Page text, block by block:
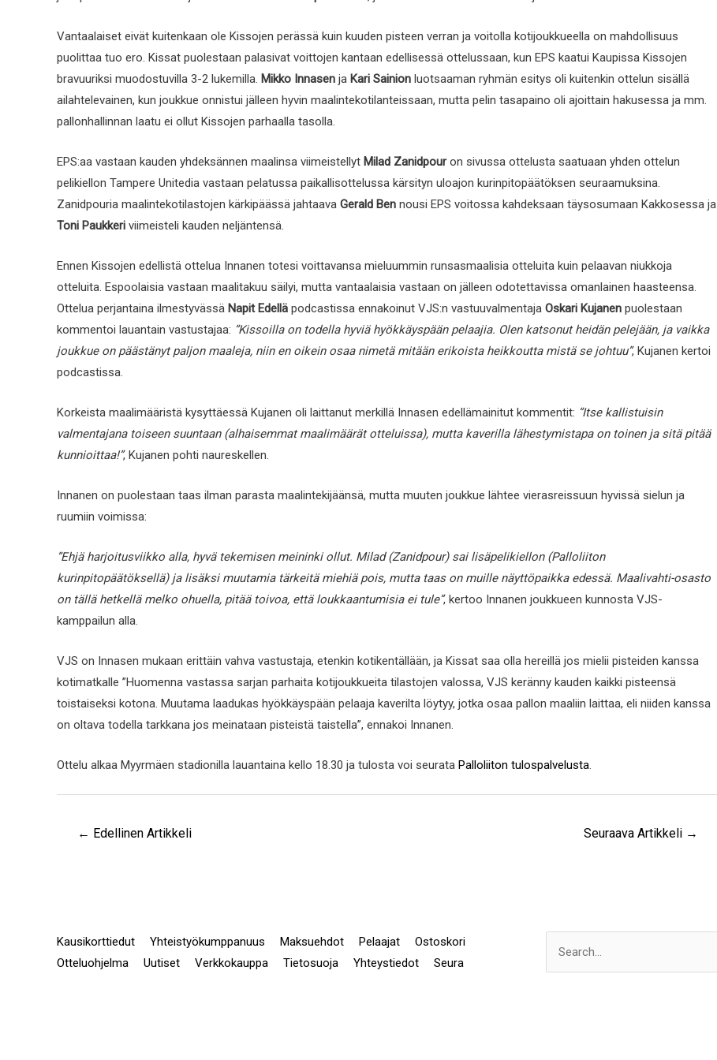
Vantaalaiset eivät kuitenkaan ole Kissojen perässä kuin kuuden pisteen verran ja voitolla kotijoukkueella on mahdollisuus
puolittaa tuo ero. Kissat puolestaan palasivat voittojen kantaan edellisessä ottelussaan, kun EPS kaatui Kaupissa Kissojen
bravuuriksi muodostuvilla 3-2 lukemilla. Mikko Innasen ja Kari Sainion luotsaaman ryhmän esitys oli kuitenkin ottelun sisällä
ailahtelevainen, kun joukkue onnistui jälleen hyvin maalintekotilanteissaan, mutta pelin tasapaino oli ajoittain hakusessa ja mm.
pallonhallinnan laatu ei ollut Kissojen parhaalla tasolla.
EPS:aa vastaan kauden yhdeksännen maalinsa viimeistellyt Milad Zanidpouron sivussa ottelusta saatuaan yhden ottelun
pelikiellon Tampere Unitedia vastaan pelatussa paikallisottelussa kärsityn uloajon kurinpitopäätöksen seuraamuksina.
Zanidpouria maalintekotilastojen kärkipäässä jahtaava Gerald Ben nousi EPS voitossa kahdeksaan täysosumaan Kakkosessa ja
Toni Paukkeri viimeisteli kauden neljäntensä.
Ennen Kissojen edellistä ottelua Innanen totesi voittavansa mieluummin runsasmaalisia otteluita kuin pelaavan niukkoja
otteluita. Espoolaisia vastaan maalitakuu säilyi, mutta vantaalaisia vastaan on jälleen odotettavissa omanlainen haasteensa.
Ottelua perjantaina ilmestyvässä Napit Edellä podcastissa ennakoinut VJS:n vastuuvalmentaja Oskari Kujanen puolestaan
kommentoi lauantain vastustajaa: ”Kissoilla on todella hyviä hyökkäyspään pelaajia. Olen katsonut heidän pelejään, ja vaikka
joukkue on päästänyt paljon maaleja, niin en oikein osaa nimetä mitään erikoista heikkoutta mistä se johtuu”, Kujanen kertoi
podcastissa.
Korkeista maalimääristä kysyttäessä Kujanen oli laittanut merkillä Innasen edellämainitut kommentit: ”Itse kallistuisin
valmentajana toiseen suuntaan (alhaisemmat maalimäärät otteluissa), mutta kaverilla lähestymistapa on toinen ja sitä pitää
kunnioittaa!”, Kujanen pohti naureskellen.
Innanen on puolestaan taas ilman parasta maalintekijäänsä, mutta muuten joukkue lähtee vierasreissuun hyvissä sielun ja
ruumiin voimissa:
”Ehjä harjoitusviikko alla, hyvä tekemisen meininki ollut. Milad (Zanidpour) sai lisäpelikiellon (Palloliiton
kurinpitopäätöksellä) ja lisäksi muutamia tärkeitä miehiä pois, mutta taas on muille näyttöpaikka edessä. Maalivahti-osasto
on tällä hetkellä melko ohuella, pitää toivoa, että loukkaantumisia ei tule”, kertoo Innanen joukkueen kunnosta VJS-
kamppailun alla.
VJS on Innasen mukaan erittäin vahva vastustaja, etenkin kotikentällään, ja Kissat saa olla hereillä jos mielii pisteiden kanssa
kotimatkalle ”Huomenna vastassa sarjan parhaita kotijoukkueita tilastojen valossa, VJS keränny kauden kaikki pisteensä
toistaiseksi kotona. Muutama laadukas hyökkäyspään pelaaja kaverilta löytyy, jotka osaa pallon maaliin laittaa, eli niiden kanssa
on oltava todella tarkkana jos meinataan pisteistä taistella”, ennakoi Innanen.
Ottelu alkaa Myyrmäen stadionilla lauantaina kello 18.30 ja tulosta voi seurata Palloliiton tulospalvelusta.
← Edellinen Artikkeli Seuraava Artikkeli →
Kausikorttiedut Yhteistyökumppanuus Maksuehdot Pelaajat
Ostoskori
Otteluohjelma
Uutiset Verkkokauppa Tietosuoja Yhteystiedot Seura
Search
for: